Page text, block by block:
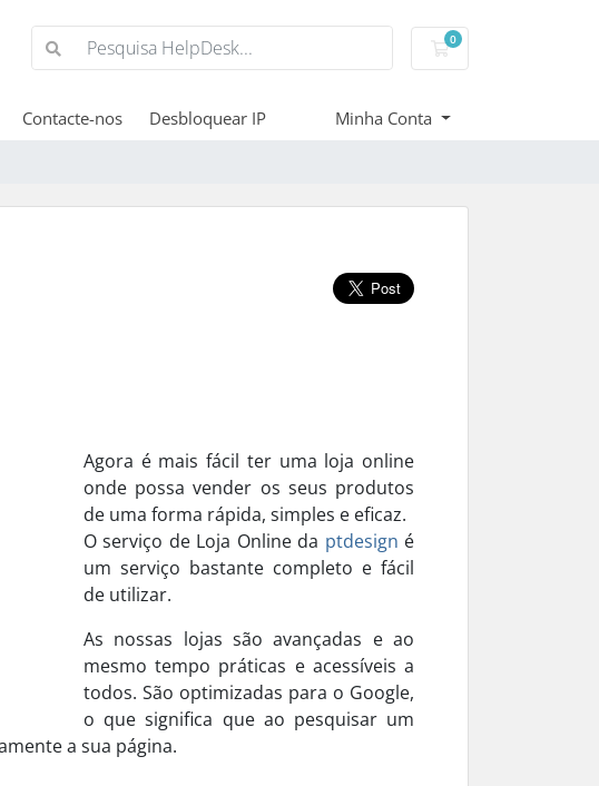
0
Carrinho de
Contacte-nos Desbloquear IP Minha Conta
Agora é mais fácil ter uma loja online
onde possa vender os seus produtos
de uma forma rápida, simples e eficaz.
O serviço de Loja Online da ptdesign é
um serviço bastante completo e fácil
de utilizar.
As nossas lojas são avançadas e ao
mesmo tempo práticas e acessíveis a
todos. São optimizadas para o Google,
o que significa que ao pesquisar um
a sua página.